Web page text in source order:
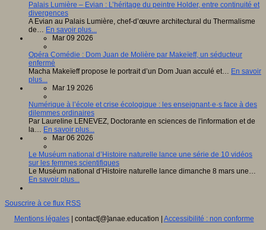
Palais Lumière – Evian : L’héritage du peintre Holder, entre continuité et
divergences
A Evian au Palais Lumière, chef-d’œuvre architectural du Thermalisme
de… En savoir plus...
Mar 09 2026
Opéra Comédie : Dom Juan de Molière par Makeïeff, un séducteur
enfermé
Macha Makeïeff propose le portrait d’un Dom Juan acculé et… En savoir
plus...
Mar 19 2026
Numérique à l’école et crise écologique : les enseignant·e·s face à des
dilemmes ordinaires
Par Laureline LENEVEZ, Doctorante en sciences de l'information et de
la… En savoir plus...
Mar 06 2026
Le Muséum national d’Histoire naturelle lance une série de 10 vidéos
sur les femmes scientifiques
Le Muséum national d’Histoire naturelle lance dimanche 8 mars une…
En savoir plus...
Souscrire à ce flux RSS
Mentions légales| contact[@]anae.education | Accessibilité : non conforme